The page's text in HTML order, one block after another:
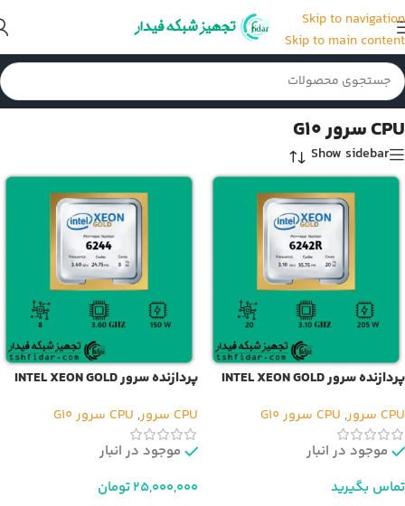
Skip to navigation
Skip to main content
خانه/CPU سرور /CPU سرور G10 /برگه 3
CPU سرور G10
Show sidebar
پردازنده سرور INTEL XEON GOLD
CPU سرور
, CPU سرور G10
موجود در انبار
تماس بگیرید
پردازنده سرور INTEL XEON GOLD
CPU سرور
, CPU سرور G10
موجود در انبار
25,000,000تومان